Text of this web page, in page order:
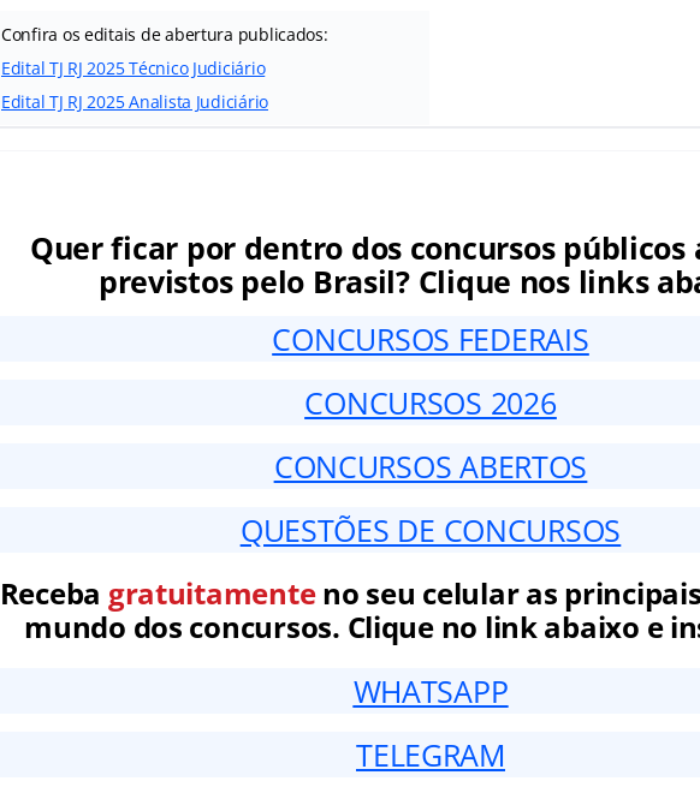
Confira os editais de abertura publicados:
Edital TJ RJ 2025 Técnico Judiciário
Edital TJ RJ 2025 Analista Judiciário
Quer ficar por dentro dos concursos públicos
previstos pelo Brasil? Clique nos links
CONCURSOS FEDERAIS
CONCURSOS 2026
CONCURSOS ABERTOS
QUESTÕES DE CONCURSOS
Receba gratuitamenteno seu celular as
mundo dos concursos. Clique no link abaixo e
WHATSAPP
TELEGRAM